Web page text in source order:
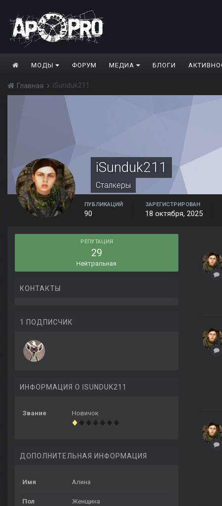
МОДЫ ФОРУМ МЕДИА БЛОГИ
Главная iSunduk211
iSunduk211
Сталкеры
ПУБЛИКАЦИЙ
90
ЗАРЕГИСТРИРОВАН
18 октября, 2025
РЕПУТАЦИЯ
29
Нейтральная
КОНТАКТЫ
1 ПОДПИСЧИК
ИНФОРМАЦИЯ О ISUNDUK211
Звание Новичок
ДОПОЛНИТЕЛЬНАЯ ИНФОРМАЦИЯ
Имя Алина
Пол Женщина